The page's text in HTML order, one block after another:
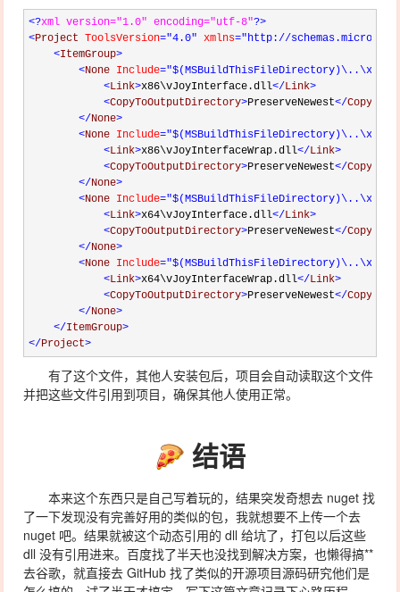
<?xml version="1.0" encoding="utf-8"?>
<Project ToolsVersion="4.0" xmlns="http://
<ItemGroup>
<None Include
<Link>x86\vJoyInterface.dll</Link>
<CopyToOutputDirectory>PreserveNewest</
</None>
<None Include
<Link>x86\vJoyInterfaceWrap.dll</Link>
<CopyToOutputDirectory>PreserveNewest</
</None>
<None Include
<Link>x64\vJoyInterface.dll</Link>
<CopyToOutputDirectory>PreserveNewest</
</None>
<None Include
<Link>x64\vJoyInterfaceWrap.dll</Link>
<CopyToOutputDirectory>PreserveNewest</
</None>
</ItemGroup>
</Project>
有了这个文件，其他人安装包后，项目会自动读取这个文件
并把这些文件引用到项目，确保其他人使用正常。
结语
本来这个东西只是自己写着玩的，结果突发奇想去 nuget 找
了一下发现没有完善好用的类似的包，我就想要不上传一个去
nuget 吧。结果就被这个动态引用的 dll 给坑了，打包以后这些
dll 没有引用进来。百度找了半天也没找到解决方案，也懒得搞**
去谷歌，就直接去 GitHub 找了类似的开源项目源码研究他们是